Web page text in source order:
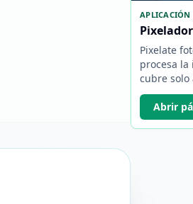
APLICACIÓN
Pixelador
Pixelate
procesa
cubre solo
con un
Abrir